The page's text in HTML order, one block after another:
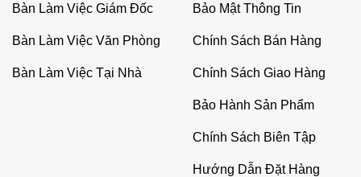
Bàn Làm Việc Giám Đốc
Bàn Làm Việc Văn Phòng
Bàn Làm Việc Tại Nhà
Bảo Mật Thông Tin
Chính Sách Bán Hàng
Chính Sách Giao Hàng
Bảo Hành Sản Phẩm
Chính Sách Biên Tập
Hướng Dẫn Đặt Hàng